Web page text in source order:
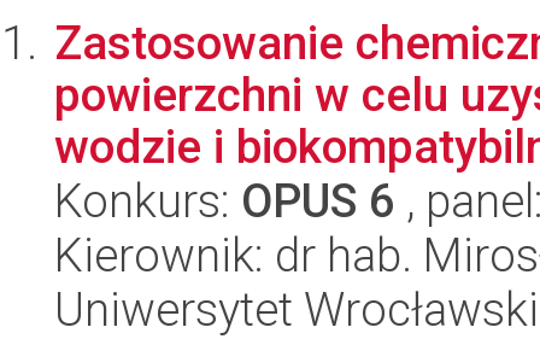
Zastosowanie
powierzchni w celu
wodzie i
Konkurs: OPUS 6 ,
Kierownik: dr hab.
Uniwersytet